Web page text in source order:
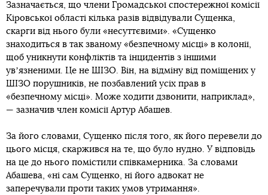
Зазначається, що члени Громадської спостережної комісії
Кіровської області кілька разів відвідували Сущенка,
скарги від нього були «несуттєвими». «Сущенко
знаходиться в так званому «безпечному місці» в колонії,
щоб уникнути конфліктів та інцидентів з іншими
увʼязненими. Це не ШІЗО. Він, на відміну від поміщених у
ШІЗО порушників, не позбавлений усіх прав в
«безпечному місці». Може ходити дзвонити, наприклад»,
— зазначив член комісії Артур Абашев.
За його словами, Сущенко після того, як його перевели до
цього місця, скаржився на те, що було нудно. У відповідь
на це до нього помістили співкамерника. За словами
Абашева, «ні сам Сущенко, ні його адвокат не
заперечували проти таких умов утримання».